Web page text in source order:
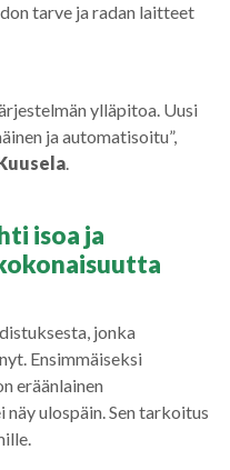
tarve ja radan laitteet
ylläpitoa. Uusi
ja automatisoitu”,
.
isoa ja
jonka
Ensimmäiseksi
eräänlainen
ulospäin. Sen tarkoitus